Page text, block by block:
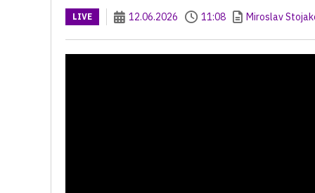
LIVE 12.06.2026 11:08 Miroslav